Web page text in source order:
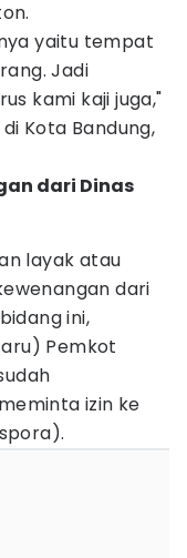
yaitu tempat
Jadi
kami kaji juga,"
Kota Bandung,
dari Dinas
layak atau
dari
ini,
Pemkot
izin ke